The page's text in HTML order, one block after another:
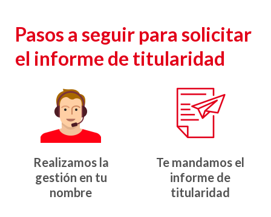
Pasos a seguir para solicitar
el informe de titularidad
Realizamos la
gestión en tu
nombre
Te mandamos el
informe de
titularidad